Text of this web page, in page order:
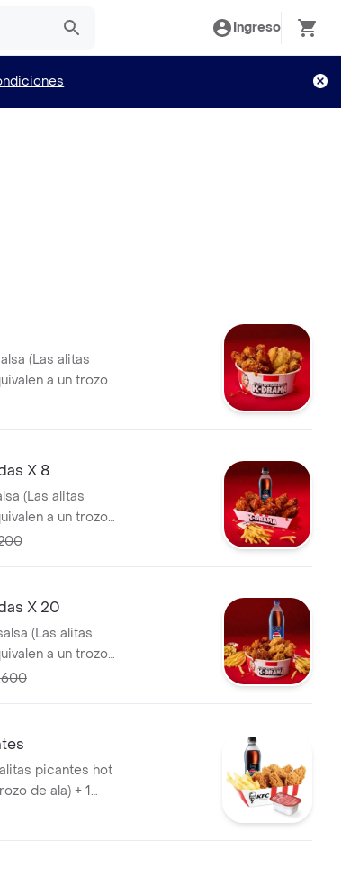
Ingreso
(Las alitas
a un trozo
X 8
(Las alitas
a un trozo
+ 1 Gaseosa Pet
X 20
(Las alitas
a un trozo
+ 1 Gaseosa 1,5
picantes hot
de ala) + 1
PET 400ml + +